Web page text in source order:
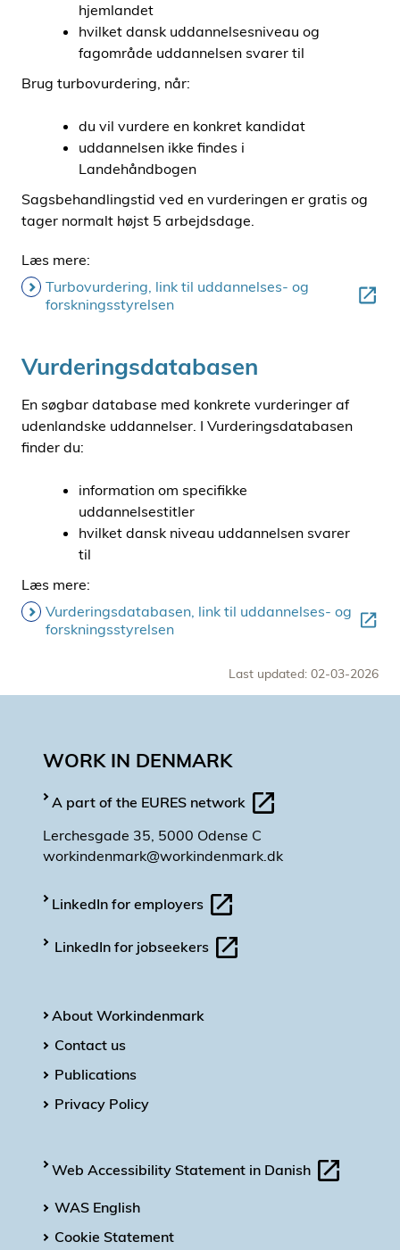
hjemlandet
hvilket dansk uddannelsesniveau og
fagområde uddannelsen svarer til
Brug turbovurdering, når:
du vil vurdere en konkret kandidat
uddannelsen ikke findes i
Landehåndbogen
Sagsbehandlingstid ved en vurderingen er gratis og
tager normalt højst 5 arbejdsdage.
Læs mere:
Turbovurdering, link til uddannelses- og
forskningsstyrelsen
Vurderingsdatabasen
En søgbar database med konkrete vurderinger af
udenlandske uddannelser. I Vurderingsdatabasen
finder du:
information om specifikke
uddannelsestitler
hvilket dansk niveau uddannelsen svarer
til
Læs mere:
Vurderingsdatabasen, link til uddannelses- og
forskningsstyrelsen
Last updated: 02-03-2026
WORK IN DENMARK
A part of the EURES network
Lerchesgade 35, 5000 Odense C
workindenmark@workindenmark.dk
LinkedIn for employers
LinkedIn for jobseekers
About Workindenmark
Contact us
Publications
Privacy Policy
Web Accessibility Statement in Danish
WAS English
Cookie Statement